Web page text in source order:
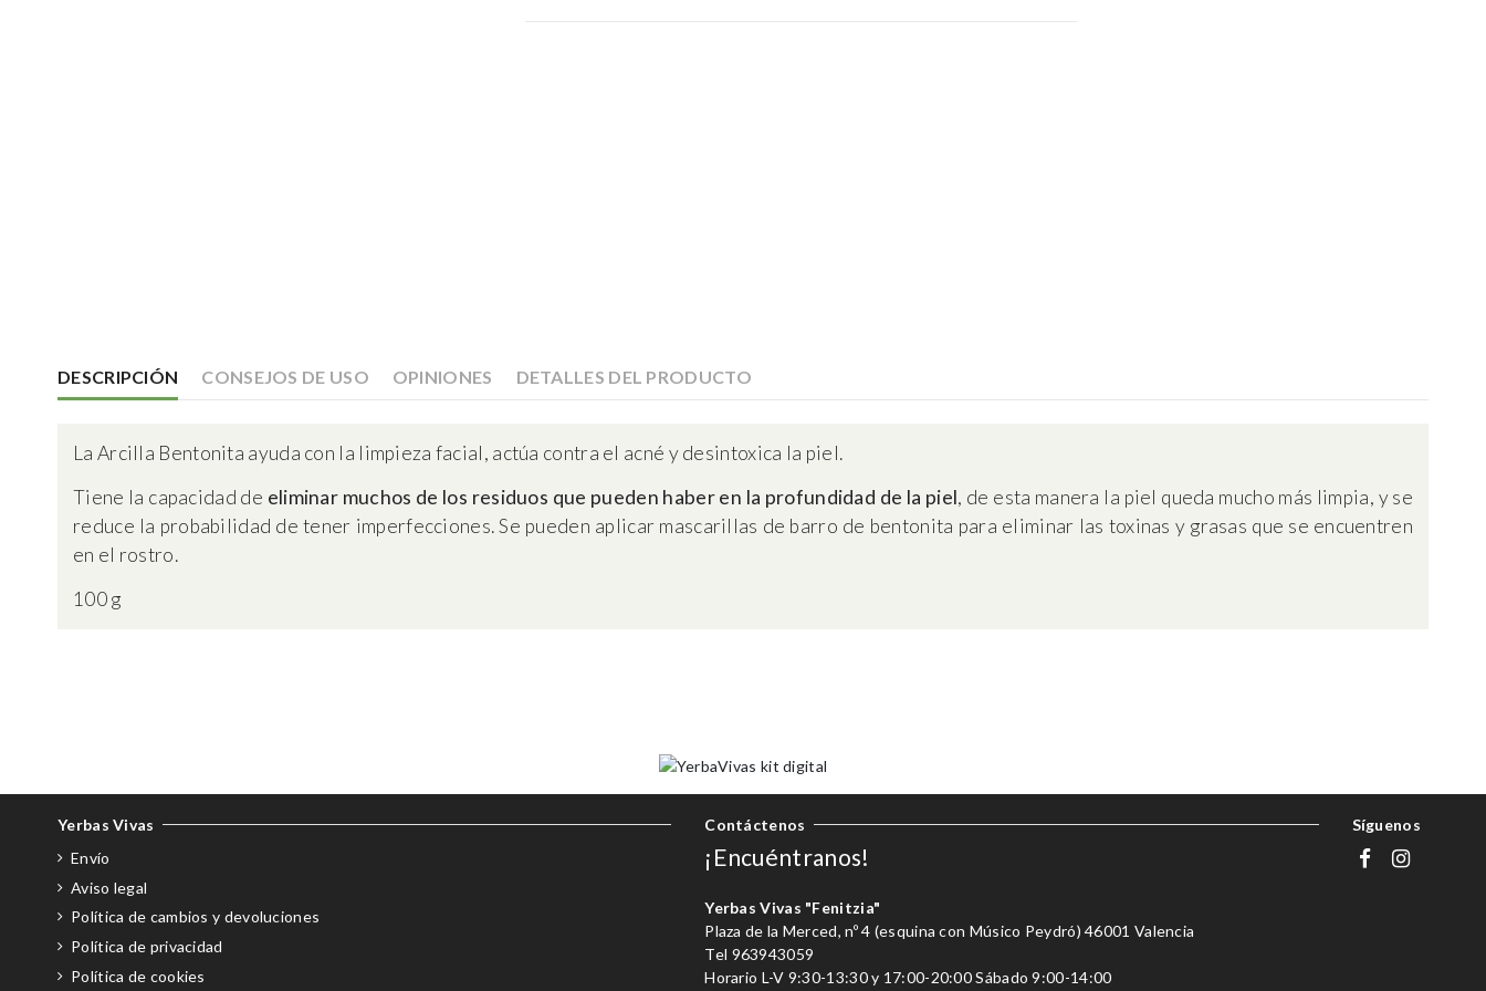
DESCRIPCIÓN CONSEJOS DE USO OPINIONES DETALLES DEL PRODUCTO
La Arcilla Bentonita ayuda con la limpieza facial, actúa contra el acné y desintoxica la piel.
Tiene la capacidad de eliminar muchos de los residuos que pueden haber en la profundidad de la piel, de esta manera la piel queda mucho más limpia, y se
reduce la probabilidad de tener imperfecciones. Se pueden aplicar mascarillas de barro de bentonita para eliminar las toxinas y grasas que se encuentren
en el rostro.
100 g
Yerbas Vivas
Envío
Aviso legal
Política de cambios y devoluciones
Política de privacidad
Política de cookies
Contáctenos
¡Encuéntranos!
Yerbas Vivas "Fenitzia"
Plaza de la Merced, nº 4 (esquina con Músico Peydró) 46001 Valencia
Tel 963943059
Horario L-V 9:30-13:30 y 17:00-20:00 Sábado 9:00-14:00
Síguenos